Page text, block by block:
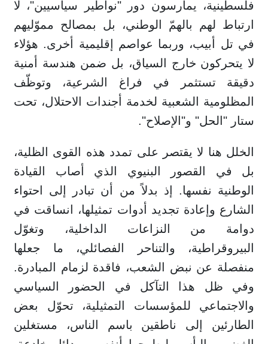
فلسطينية، يمارسون دور "نواطير سياسيين"، لا
ارتباط لهم بالهمّ الوطني، بل بمصالح مموّليهم
في تل أبيب، وربما عواصم إقليمية أخرى. هؤلاء
لا يتحركون خارج السياق، بل ضمن هندسة أمنية
دقيقة تستثمر في فراغ الشرعية، وتوظّف
المظلومية الشعبية لخدمة أجندات الاحتلال، تحت
ستار "الحل" و"الإصلاح".
الخلل هنا لا يقتصر على تمدد هذه القوى الظلية،
بل في القصور البنيوي الذي أصاب القيادة
الوطنية نفسها. إذ بدلاً من أن تبادر إلى احتواء
الشارع وإعادة تجديد أدوات تمثيلها، انساقت في
دوامة من النزاعات الداخلية، وتغوّل
البيروقراطية، والتناحر الفصائلي، ما جعلها
منفصلة عن نبض الشعب، فاقدة لزمام المبادرة.
وفي ظل هذا التآكل في الحضور السياسي
والاجتماعي للمؤسسات التمثيلية، تحوّل بعض
الطارئين إلى ناطقين باسم الناس، مستغلين